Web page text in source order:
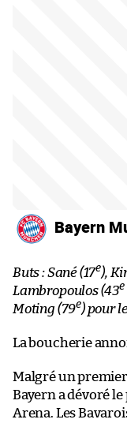
Bayern
Buts : Sané (17e),
Lambropoulos (43e
Moting (79e) pour
La boucherie
Malgré un
Bayern a dévoré
Arena. Les